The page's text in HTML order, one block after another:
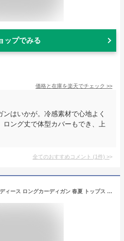
ップでみる
価格と在庫を楽天でチェック >>
はいかが。冷感素材で心地よく
ロング丈で体型カバーもでき、上
全てのおすすめコメント (1件) >
カーディガン 薄手 夏 レディース ロングカーディガン 春夏 トップス シアーカーディガン ロング サマーカーディガン UV サマーニット 長袖 UVカット 大きいサイズ シアー スリット ミディアム丈 ロング丈 羽織り ゆったり 体型カバー 冷房対策